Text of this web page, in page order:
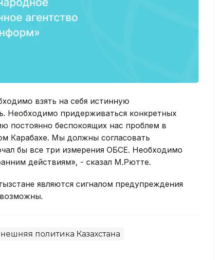
взять на себя истинную
Необходимо придерживаться конкретных
постоянно беспокоящих нас проблем в
Карабахе. Мы должны согласовать
бы все три измерения ОБСЕ. Необходимо
действиям», - сказал М.Рютте.
являются сигналом предупреждения
политика Казахстана